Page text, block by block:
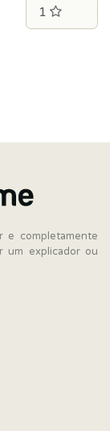
e completamente
um explicador ou